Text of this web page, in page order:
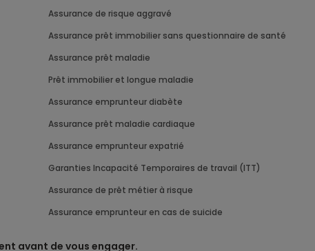
assurance de risque aggravé
Assurance prêt immobilier sans questionnaire de santé
Assurance prêt maladie
Prêt immobilier et longue maladie
Assurance emprunteur diabète
Assurance prêt maladie cardiaque
assurance emprunteur expatrié
Garanties Incapacité Temporaires de travail (ITT)
assurance de prêt métier à risque
Assurance emprunteur en cas de suicide
avant de vous engager.